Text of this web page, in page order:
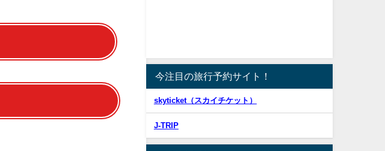
今注目の旅行予約サイト！
skyticket（スカイチケット）
J-TRIP